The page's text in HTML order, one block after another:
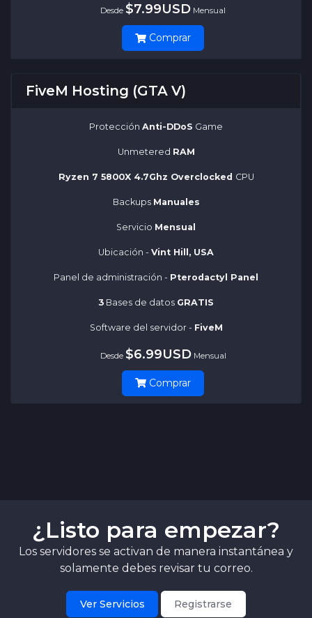
Desde $7.99USD Mensual
Comprar
FiveM Hosting (GTA V)
Protección Anti-DDoS Game
Unmetered RAM
Ryzen 7 5800X 4.7Ghz Overclocked CPU
Backups Manuales
Servicio Mensual
Ubicación - Vint Hill, USA
Panel de administración - Pterodactyl Panel
3 Bases de datos GRATIS
Software del servidor - FiveM
Desde $6.99USDMensual
Comprar
¿Listo para empezar?
Los servidores se activan de manera instantánea y
solamente debes revisar tu correo.
Ver Servicios Registrarse